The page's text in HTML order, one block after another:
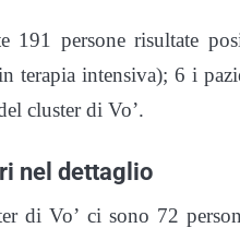
191 persone risultate
terapia intensiva); 6 i
cluster di Vo’.
nel dettaglio
di Vo’ ci sono 72